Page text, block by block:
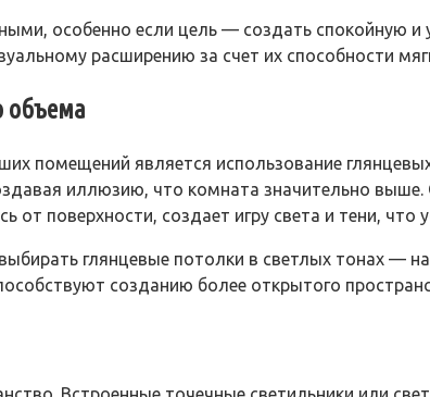
особенно если цель — создать спокойную
расширению за счет их способности
объема
помещений является использование
иллюзию, что комната значительно
поверхности, создает игру света и тени, что
глянцевые потолки в светлых тонах —
созданию более открытого